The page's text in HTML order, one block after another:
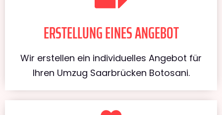
ERSTELLUNG EINES ANGEBOT
Wir erstellen ein individuelles Angebot für
Ihren Umzug Saarbrücken Botosani.